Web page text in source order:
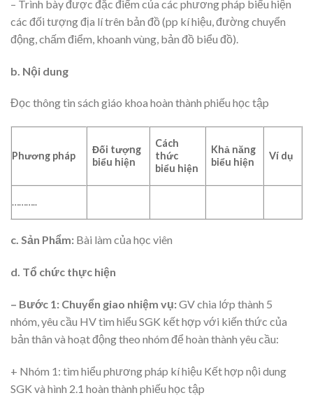
– Trình bày được đặc điểm của các phương pháp biểu hiện
các đối tượng địa lí trên bản đồ (pp kí hiệu, đường chuyển
động, chấm điểm, khoanh vùng, bản đồ biểu đồ).
b. Nội dung
Đọc thông tin sách giáo khoa hoàn thành phiếu học tập
Phương pháp
Đối tượng
biểu hiện
Cách
thức
biểu hiện
Khả năng
biểu hiện
Ví dụ
………..
c. Sản Phẩm: Bài làm của học viên
d. Tổ chức thực hiện
– Bước 1: Chuyển giao nhiệm vụ:GV chia lớp thành 5
nhóm, yêu cầu HV tìm hiểu SGK kết hợp với kiến thức của
bản thân và hoạt động theo nhóm để hoàn thành yêu cầu:
+ Nhóm 1: tìm hiểu phương pháp kí hiệu Kết hợp nội dung
SGK và hình 2.1 hoàn thành phiếu học tập